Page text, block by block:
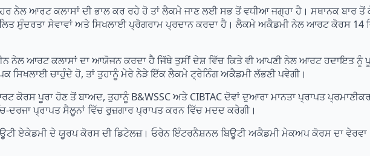
ਨੇਲ ਆਰਟ ਕਲਾਸਾਂ ਦੀ ਭਾਲ ਕਰ ਰਹੇ ਹੋ ਤਾਂ ਲੈਕਮੇ ਜਾਣ ਲਈ ਸਭ ਤੋਂ ਵਧੀਆ ਜਗ੍ਹਾ ਹੈ। ਸਥਾਨਕ ਬਾਰ
ਸੁੰਦਰਤਾ ਸੇਵਾਵਾਂ ਅਤੇ ਸਿਖਲਾਈ ਪ੍ਰੋਗਰਾਮ ਪ੍ਰਦਾਨ ਕਰਦਾ ਹੈ। ਲੈਕਮੇ ਅਕੈਡਮੀ ਨੇਲ ਆਰਟ ਕੋਰਸ 14
ਨੇਲ ਆਰਟ ਕਲਾਸਾਂ ਦਾ ਆਯੋਜਨ ਕਰਦਾ ਹੈ ਜਿੱਥੇ ਤੁਸੀਂ ਦੇਸ਼ ਵਿੱਚ ਕਿਤੇ ਵੀ ਆਪਣੀ ਨੇਲ ਆਰਟ ਹਦਾਇਤ ਨੂੰ
ਸਿਖਲਾਈ ਚਾਹੁੰਦੇ ਹੋ, ਤਾਂ ਤੁਹਾਨੂੰ ਮੇਰੇ ਨੇੜੇ ਇੱਕ ਲੈਕਮੇ ਟ੍ਰੇਨਿੰਗ ਅਕੈਡਮੀ ਲੱਭਣੀ ਪਵੇਗੀ।
ਕੋਰਸ ਪੂਰਾ ਹੋਣ ਤੋਂ ਬਾਅਦ, ਤੁਹਾਨੂੰ B&WSSC ਅਤੇ CIBTAC ਦੋਵਾਂ ਦੁਆਰਾ ਮਾਨਤਾ ਪ੍ਰਾਪਤ
ਦਰਜਾ ਪ੍ਰਾਪਤ ਸੈਲੂਨਾਂ ਵਿੱਚ ਰੁਜ਼ਗਾਰ ਪ੍ਰਾਪਤ ਕਰਨ ਵਿੱਚ ਮਦਦ ਕਰੇਗੀ।
ਏਕੇਡਮੀ ਦੇ ਯੂਰਪ ਕੋਰਸ ਦੀ ਡਿਟੇਲਜ਼। ਓਰੇਨ ਇੰਟਰਨੈਸ਼ਨਲ ਬਿਊਟੀ ਅਕੈਡਮੀ ਮੇਕਅਪ ਕੋਰਸ ਦਾ ਵੇਰਵਾ